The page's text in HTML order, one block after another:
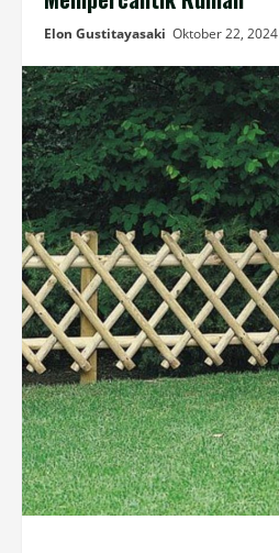
Elon Gustitayasaki Oktober 22, 2024